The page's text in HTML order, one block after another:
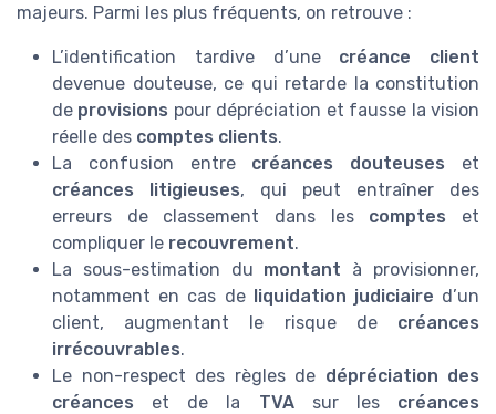
majeurs. Parmi les plus fréquents, on retrouve :
L’identification tardive d’une créance client
devenue douteuse, ce qui retarde la constitution
de provisions pour dépréciation et fausse la vision
réelle des comptes clients.
La confusion entre créances douteuses et
créances litigieuses, qui peut entraîner des
erreurs de classement dans les comptes et
compliquer le recouvrement.
La sous-estimation du montant à provisionner,
notamment en cas de liquidation judiciaire d’un
client, augmentant le risque de créances
irrécouvrables.
Le non-respect des règles de dépréciation des
créances et de la TVAsur les créances